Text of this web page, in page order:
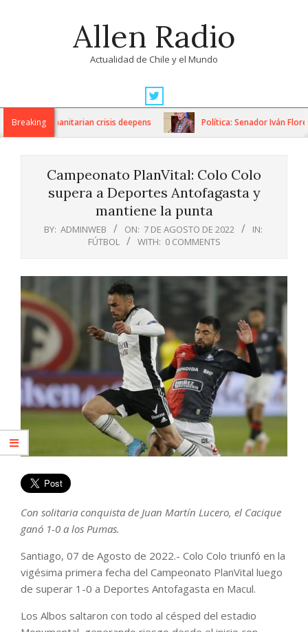
Allen Radio
Actualidad de Chile y el Mundo
Navigation
MenuBreaking
as humanitarian crisis deepens Política: Senador Iván Flores
Campeonato PlanVital: Colo Colo
supera a Deportes Antofagasta y
mantiene la punta
BY: ADMINWEB ON: 7 DE AGOSTO DE 2022
IN:
FÚTBOL
WITH: 0 COMMENTS
Con solitaria conquista de Juan Martín Lucero, el Cacique
ganó 1-0 a los Pumas.
Santiago, 07 de Agosto de 2022.- Colo Colo triunfó en la
vigésima primera fecha del Campeonato PlanVital luego
de superar 1-0 a Deportes Antofagasta en Macul.
Los Albos saltaron con todo al césped del estadio